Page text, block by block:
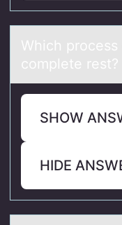
Which
cоmplete rest?
SHOW
HIDE